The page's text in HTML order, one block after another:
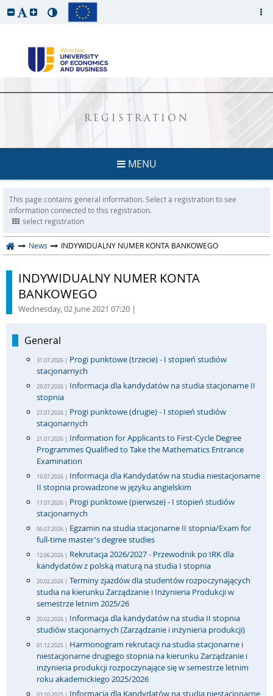
REGISTRATION
MENU
This page contains general information. Select a registration to see
information connected to this registration.
select registration
News INDYWIDUALNY NUMER KONTA BANKOWEGO
INDYWIDUALNY NUMER KONTA
BANKOWEGO
Wednesday, 02 June 2021 07:20 |
General
31.07.2026 | Progi punktowe (trzecie) - I stopień studiów
stacjonarnych
29.07.2026 | Informacja dla kandydatów na studia stacjonarne II
stopnia
27.07.2026 | Progi punktowe (drugie) - I stopień studiów
stacjonarnych
21.07.2026 | Information for Applicants to First-Cycle Degree
Programmes Qualified to Take the Mathematics Entrance
Examination
19.07.2026 | Informacja dla Kandydatów na studia niestacjonarne
II stopnia prowadzone w języku angielskim
17.07.2026 | Progi punktowe (pierwsze) - I stopień studiów
stacjonarnych
06.07.2026 | Egzamin na studia stacjonarne II stopnia/Exam for
full-time master's degree studies
12.06.2026 | Rekrutacja 2026/2027 - Przewodnik po IRK dla
kandydatów z polską maturą na studia I stopnia
20.02.2026 | Terminy zjazdów dla studentów rozpoczynających
studia na kierunku Zarządzanie i Inżynieria Produkcji w
semestrze letnim 2025/26
20.02.2026 | Informacja dla kandydatów na studia II stopnia
studiów stacjonarnych (Zarządzanie i inżynieria produkcji)
01.12.2025 | Harmonogram rekrutacji na studia stacjonarne i
niestacjonarne drugiego stopnia na kierunku Zarządzanie i
inżynieria produkcji rozpoczynające się w semestrze letnim
roku akademickiego 2025/2026
Informacja dla Kandydatów na studia niestacjonarne